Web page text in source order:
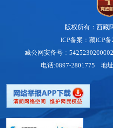
版权所有：西藏
ICP备案：藏ICP
藏公网安备号：
电话:0897-2801775 地